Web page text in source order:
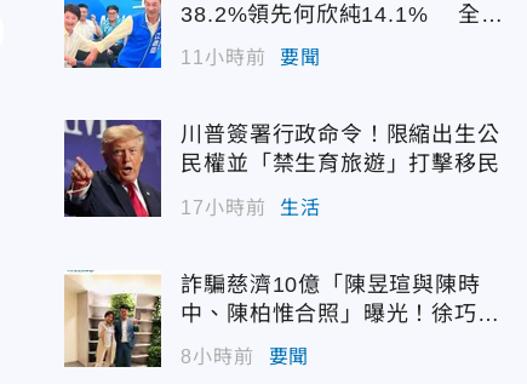
38.2%領先何欣純14.1% 全世
代支持度全面居首
11小時前 要聞
川普簽署行政命令！限縮出生公
民權並「禁生育旅遊」打擊移民
17小時前 生活
詐騙慈濟10億「陳昱瑄與陳時
中、陳柏惟合照」曝光！徐巧芯
震撼出手
8小時前 要聞